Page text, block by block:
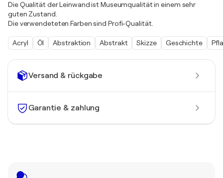
Versand & rückgabe
Garantie & zahlung
Die Qualität der Leinwand ist Museumqualität in einem sehr
guten Zustand.
Die verwendeteten Farben sind Profi-Qualität.
Acryl Öl Abstraktion Abstrakt Skizze Geschichte